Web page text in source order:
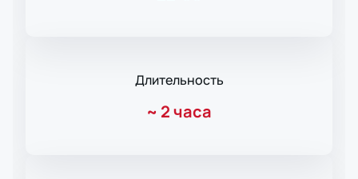
Длительность
~ 2 часа